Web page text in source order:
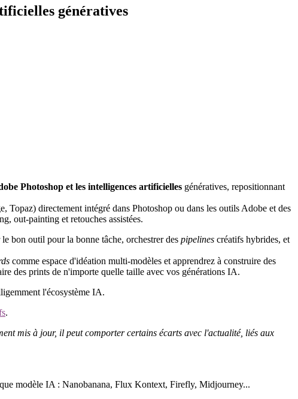
génératives
Photoshop et les intelligences artificielles génératives, repositionnant
directement intégré dans Photoshop ou dans les outils Adobe et des
out-painting et retouches assistées.
bon outil pour la bonne tâche, orchestrer des pipelines créatifs hybrides, et
comme espace d'idéation multi-modèles et apprendrez à construire des
des prints de n'importe quelle taille avec vos générations IA.
l'écosystème IA.
.
mis à jour, il peut comporter certains écarts avec l'actualité, liés aux
modèle IA : Nanobanana, Flux Kontext, Firefly, Midjourney...